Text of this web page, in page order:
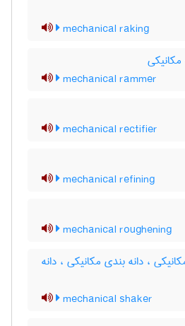
mechanical raking
مکانیکی
mechanical rammer
mechanical rectifier
mechanical refining
mechanical roughening
، دانه بندی مکانیکی ، دانه
mechanical shaker